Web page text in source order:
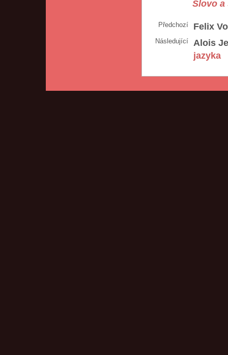
Slovo a
Předchozí Felix
Následující
Alois
jazyka